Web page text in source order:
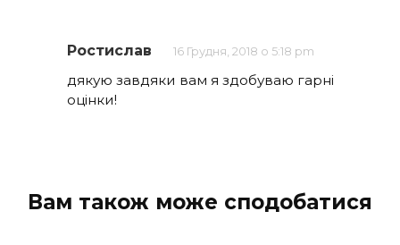
Ростислав 16 Грудня, 2018 о 5:18 pm
дякую завдяки вам я здобуваю гарні
оцінки!
Вам також може сподобатися